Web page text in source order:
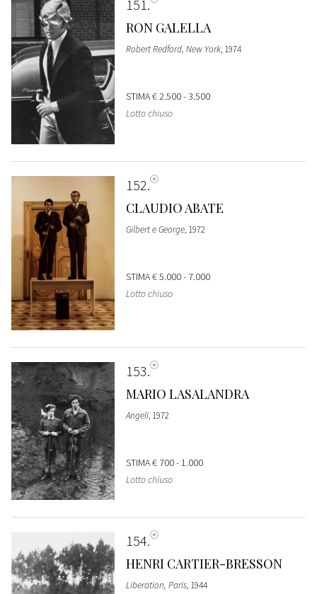
151
RON GALELLA
Robert Redford, New York, 1974
STIMA€ 2.500 - 3.500
Lotto chiuso
152
CLAUDIO ABATE
Gilbert e George, 1972
STIMA€ 5.000 - 7.000
Lotto chiuso
153
MARIO LASALANDRA
Angeli, 1972
STIMA€ 700 - 1.000
Lotto chiuso
154
HENRI CARTIER-BRESSON
Liberation, Paris, 1944